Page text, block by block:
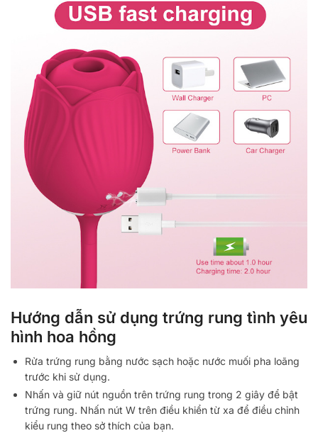
Hướng dẫn sử dụng trứng rung tình yêu
hình hoa hồng
Rửa trứng rung bằng nước sạch hoặc nước muối pha loãng
trước khi sử dụng.
Nhấn và giữ nút nguồn trên trứng rung trong 2 giây để bật
trứng rung. Nhấn nút W trên điều khiển từ xa để điều chỉnh
kiểu rung theo sở thích của bạn.